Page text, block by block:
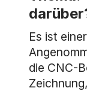
Es ist
die CNC-